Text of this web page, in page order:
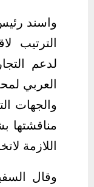
واسند
الترتيب
لدعم
العربي
والجهات
مناقشتها
اللازمة
وقال